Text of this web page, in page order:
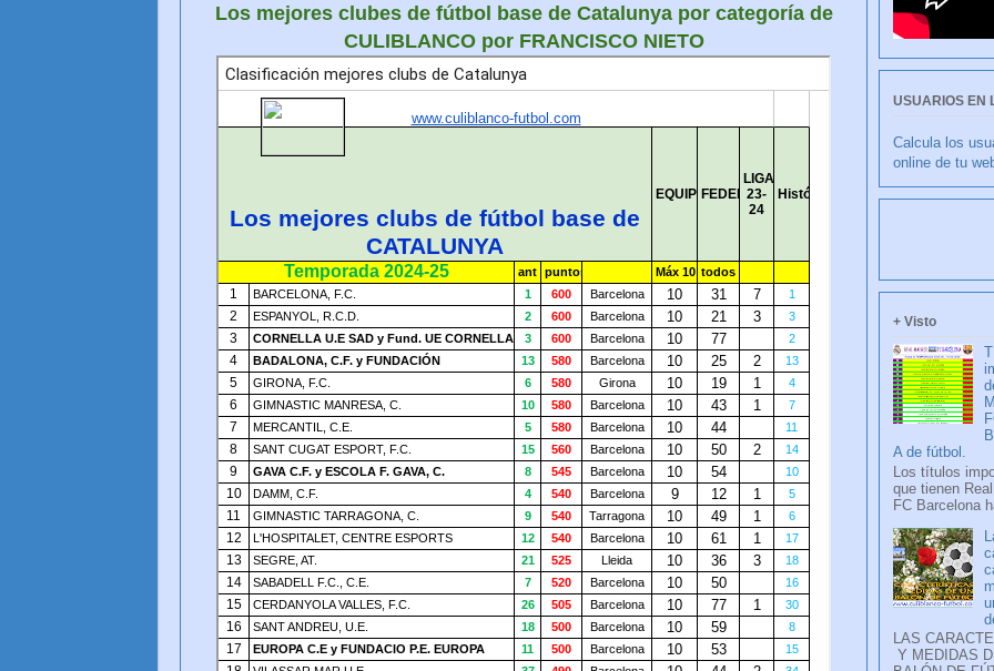
Los mejores clubes de fútbol base de Catalunya por categoría de
CULIBLANCO por FRANCISCO NIETO
USUARIOS EN
Calcula los
online de tu
+ Visto
A de fútbol.
Los títulos
que tienen
FC Barcelona
LAS
Y MEDIDAS